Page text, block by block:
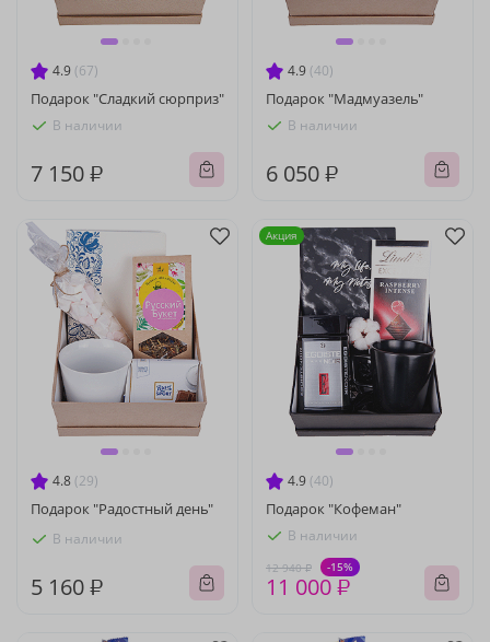
4.9 (67)
Подарок "Сладкий сюрприз"
В наличии
7 150 ₽
4.9 (40)
Подарок "Мадмуазель"
В наличии
6 050 ₽
4.8 (29)
Подарок "Радостный день"
В наличии
5 160 ₽
4.9 (40)
Подарок "Кофеман"
В наличии
12 940 ₽ -15%
11 000 ₽
Акция